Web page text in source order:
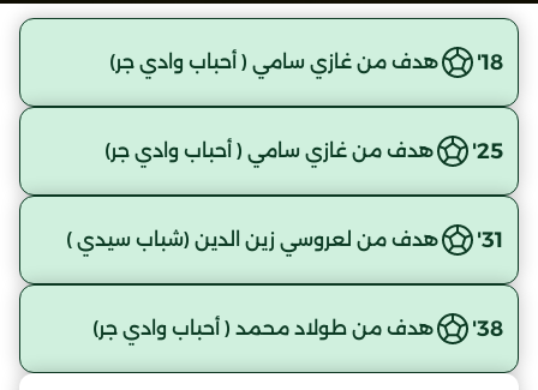
18' هدف من غازي سامي ( أحباب وادي جر)
25' هدف من غازي سامي ( أحباب وادي جر)
31' هدف من لعروسي زين الدين (شباب سيدي )
38' هدف من طولاد محمد ( أحباب وادي جر)